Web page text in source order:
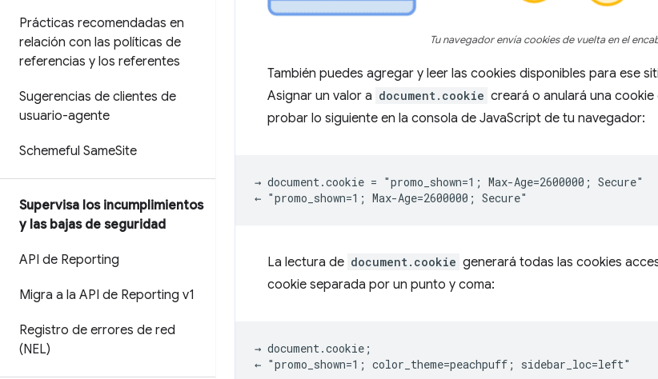
Prácticas recomendadas en
relación con las políticas de
referencias y los referentes
Sugerencias de clientes de
usuario-agente
Schemeful SameSite
Supervisa los incumplimientos
y las bajas de seguridad
API de Reporting
Migra a la API de Reporting v1
Registro de errores de red
(NEL)
Tu navegador envía cookies de vuelta en el
También puedes agregar y leer las cookies disponibles para ese
Asignar un valor a document.cookie creará o anulará una
probar lo siguiente en la consola de JavaScript de tu navegador:
→ document.cookie = "promo_shown=1; Max-Age=2600000; Secure"
La lectura de document.cookie generará todas las cookies
cookie separada por un punto y coma:
→ document.cookie;